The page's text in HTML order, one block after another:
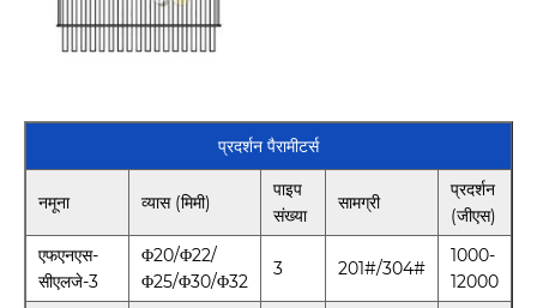
प्रदर्शन पैरामीटर्स
नमूना व्यास (मिमी)
पाइप
संख्या
सामग्री
प्रदर्शन
(जीएस)
एफएनएस-
सीएलजे-3
Φ20/Φ22/
Φ25/Φ30/Φ32
3 201#/304#
1000-
12000